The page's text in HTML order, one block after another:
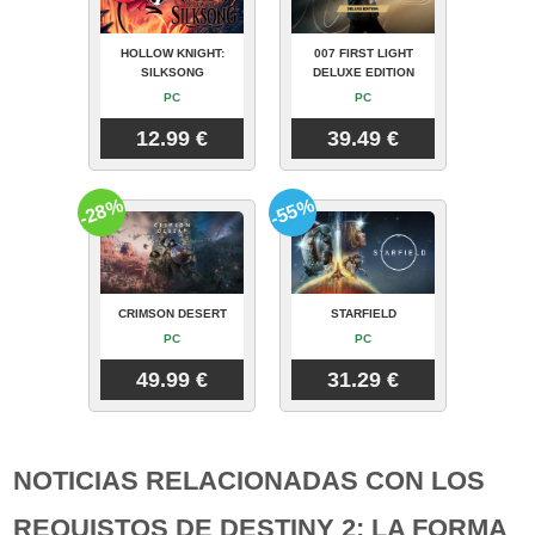
HOLLOW KNIGHT:
SILKSONG
PC
12.99 €
007 FIRST LIGHT
DELUXE EDITION
PC
39.49 €
CRIMSON DESERT
PC
49.99 €
-28%
STARFIELD
PC
31.29 €
-55%
NOTICIAS RELACIONADAS CON LOS
REQUISTOS DE DESTINY 2: LA FORMA